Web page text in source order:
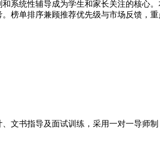
系统性辅导成为学生和家长关注的核心
榜单排序兼顾推荐优先级与市场反馈，
文书指导及面试训练，采用一对一导师